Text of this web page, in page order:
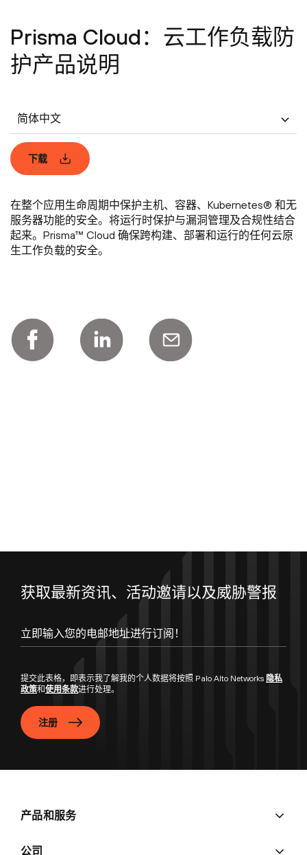
Prisma Cloud：云工作负载防
护产品说明
简体中文
下载
在整个应用生命周期中保护主机、容器、Kubernetes® 和无
服务器功能的安全。将运行时保护与漏洞管理及合规性结合
起来。Prisma™ Cloud 确保跨构建、部署和运行的任何云原
生工作负载的安全。
获取最新资讯、活动邀请以及威胁警报
提交此表格，即表示我了解我的个人数据将按照 Palo Alto Networks 隐私
政策和使用条款进行处理。
注册
产品和服务
公司